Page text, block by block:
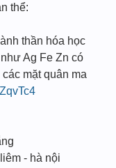
thể:
thần hóa học
Ag Fe Zn có
mặt quân ma
- hà nội